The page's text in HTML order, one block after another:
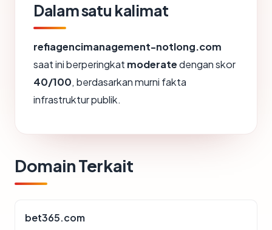
Dalam satu kalimat
refiagencimanagement-notlong.com
saat ini berperingkat moderatedengan skor
40/100, berdasarkan murni fakta
infrastruktur publik.
Domain Terkait
bet365.com